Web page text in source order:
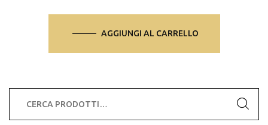
AGGIUNGI AL CARRELLO